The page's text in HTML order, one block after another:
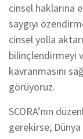
cinsel haklarına
saygıyı
cinsel yolla
bilinçlendirmeyi
kavranmasını
görüyoruz.
SCORA’nın
gerekirse;